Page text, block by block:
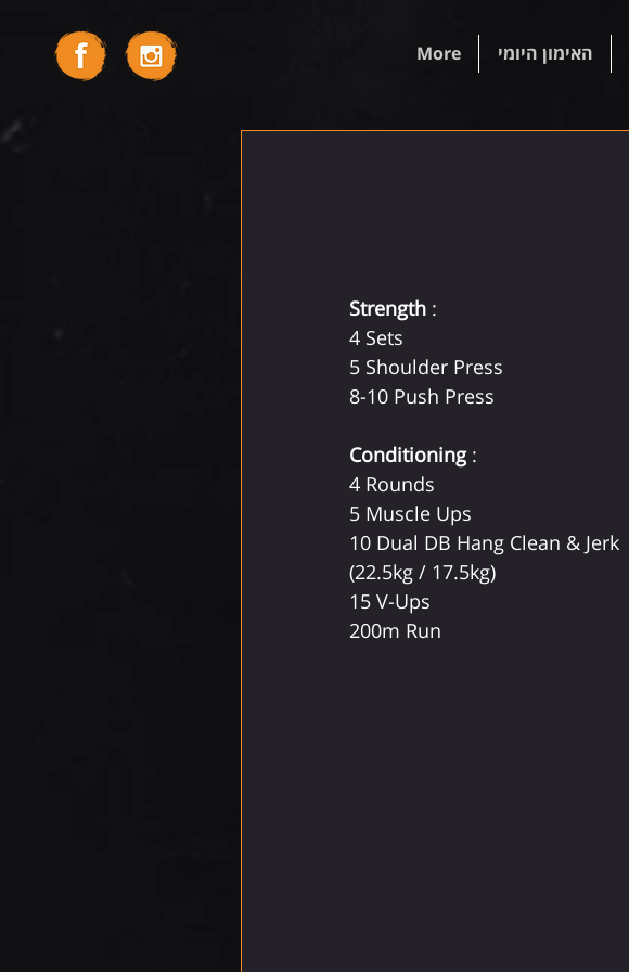
האימון היומי More
Strength :
4 Sets
5 Shoulder Press
8-10 Push Press
Conditioning :
4 Rounds
5 Muscle Ups
10 Dual DB Hang Clean & Jerk
(22.5kg / 17.5kg)
15 V-Ups
200m Run